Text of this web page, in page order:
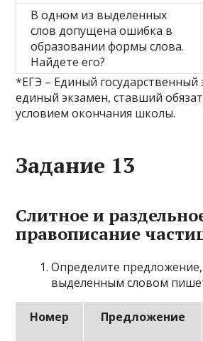
В одном из выделенных
слов допущена ошибка в
образовании формы слова.
Найдете его?
*ЕГЭ – Единый государственный
единый экзамен, ставший
условием окончания школы.
Задание 13
Слитное и
правописание
Определите
выделенным словом
Номер Предложение